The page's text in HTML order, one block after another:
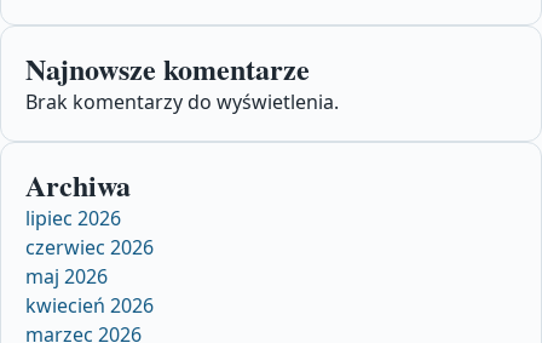
Najnowsze komentarze
Brak komentarzy do wyświetlenia.
Archiwa
lipiec 2026
czerwiec 2026
maj 2026
kwiecień 2026
marzec 2026